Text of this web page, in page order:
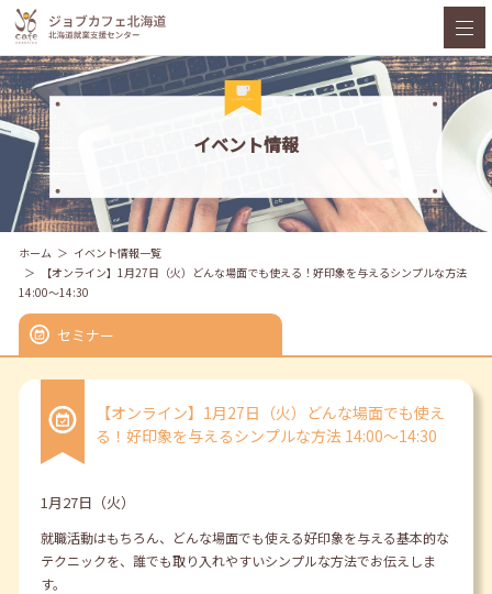
イベント情報
ホーム
イベント情報一覧
【オンライン】1月27日（火）どんな場面でも使える！好印象を与えるシンプルな方法
14:00～14:30
セミナー
【オンライン】1月27日（火）どんな場面でも使え
る！好印象を与えるシンプルな方法 14:00～14:30
1月27日（火）
就職活動はもちろん、どんな場面でも使える好印象を与える基本的な
テクニックを、誰でも取り入れやすいシンプルな方法でお伝えしま
す。